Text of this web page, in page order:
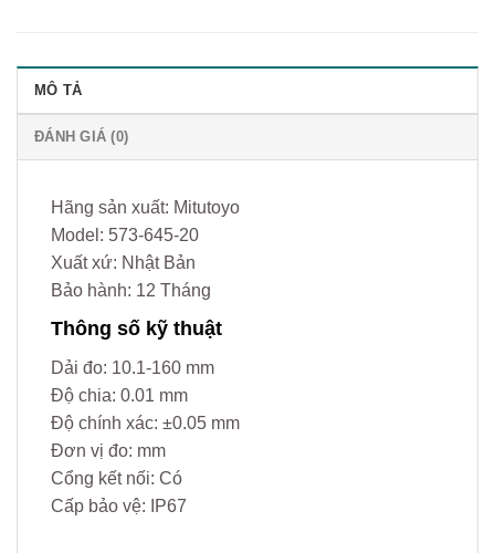
MÔ TẢ
ĐÁNH GIÁ (0)
Hãng sản xuất: Mitutoyo
Model: 573-645-20
Xuất xứ: Nhật Bản
Bảo hành: 12 Tháng
Thông số kỹ thuật
Dải đo: 10.1-160 mm
Độ chia: 0.01 mm
Độ chính xác: ±0.05 mm
Đơn vị đo: mm
Cổng kết nối: Có
Cấp bảo vệ: IP67